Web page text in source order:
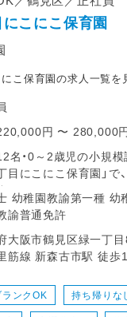
こにこ保育園
こ保育園の求人一覧を
円 〜 280,000円
名・0～2歳児の小規模
目にこにこ保育園」で
。
歳児の担任業務（日々
対応、連絡帳など（
負担少なめ）
流れ（例）＞
種 小
諭普通免許
阪市鶴見区緑一丁目8番27
筋線 新森古市駅 徒歩
ランクOK 持ち帰りな